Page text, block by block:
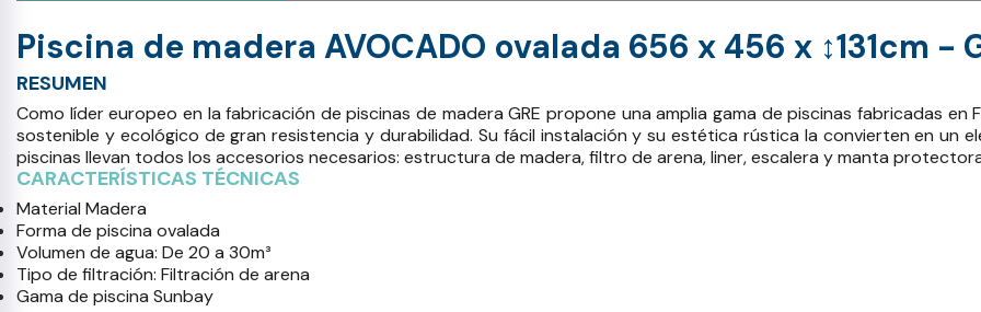
Piscina de madera AVOCADO ovalada 656 x 456 x ↕131cm -
RESUMEN
Como líder europeo en la fabricación de piscinas de madera GRE propone una amplia gama de piscinas fabricadas
sostenible y ecológico de gran resistencia y durabilidad. Su fácil instalación y su estética rústica la convierten en un
piscinas llevan todos los accesorios necesarios: estructura de madera, filtro de arena, liner, escalera y manta
CARACTERÍSTICAS TÉCNICAS
Material Madera
Forma de piscina ovalada
Volumen de agua: De 20 a 30m³
Tipo de filtración: Filtración de arena
Gama de piscina Sunbay